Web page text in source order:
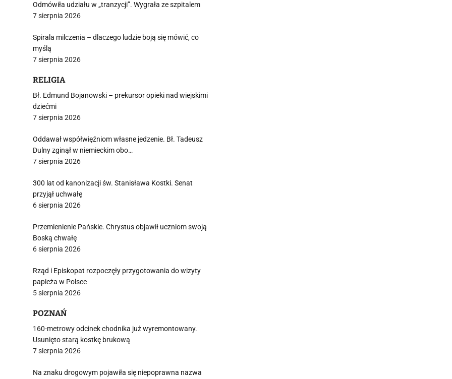
Odmówiła udziału w „tranzycji”. Wygrała ze szpitalem
7 sierpnia 2026
Spirala milczenia – dlaczego ludzie boją się mówić, co
myślą
7 sierpnia 2026
RELIGIA
Bł. Edmund Bojanowski – prekursor opieki nad wiejskimi
dziećmi
7 sierpnia 2026
Oddawał współwięźniom własne jedzenie. Bł. Tadeusz
Dulny zginął w niemieckim obo…
7 sierpnia 2026
300 lat od kanonizacji św. Stanisława Kostki. Senat
przyjął uchwałę
6 sierpnia 2026
Przemienienie Pańskie. Chrystus objawił uczniom swoją
Boską chwałę
6 sierpnia 2026
Rząd i Episkopat rozpoczęły przygotowania do wizyty
papieża w Polsce
5 sierpnia 2026
POZNAŃ
160-metrowy odcinek chodnika już wyremontowany.
Usunięto starą kostkę brukową
7 sierpnia 2026
Na znaku drogowym pojawiła się niepoprawna nazwa